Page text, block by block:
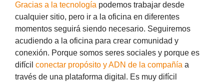
Gracias a la tecnología podemos trabajar desde
cualquier sitio, pero ir a la oficina en diferentes
momentos seguirá siendo necesario. Seguiremos
acudiendo a la oficina para crear comunidad y
conexión. Porque somos seres sociales y porque es
difícil conectar propósito y ADN de la compañía a
través de una plataforma digital. Es muy difícil